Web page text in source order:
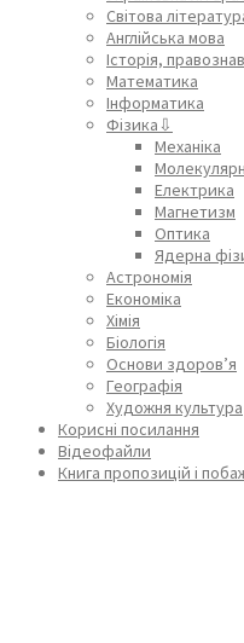
Світова
Англійська мова
Історія,
Математика
Інформатика
Фізика⇩
Механіка
Електрика
Магнетизм
Оптика
Ядерна
Астрономія
Економіка
Хімія
Біологія
Основи здоров’я
Географія
Художня культура
Корисні посилання
Відеофайли
Книга пропозицій і